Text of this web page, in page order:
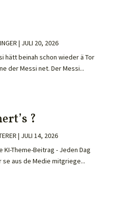
| JULI 20, 2026
hätt beinah schon wieder ä Tor
der Messi net. Der Messi...
?
| JULI 14, 2026
KI-Theme-Beitrag - Jeden Dag
se aus de Medie mitgriege...